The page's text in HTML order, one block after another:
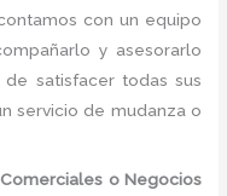
con un equipo
y asesorarlo
satisfacer todas sus
servicio de mudanza o
o Negocios